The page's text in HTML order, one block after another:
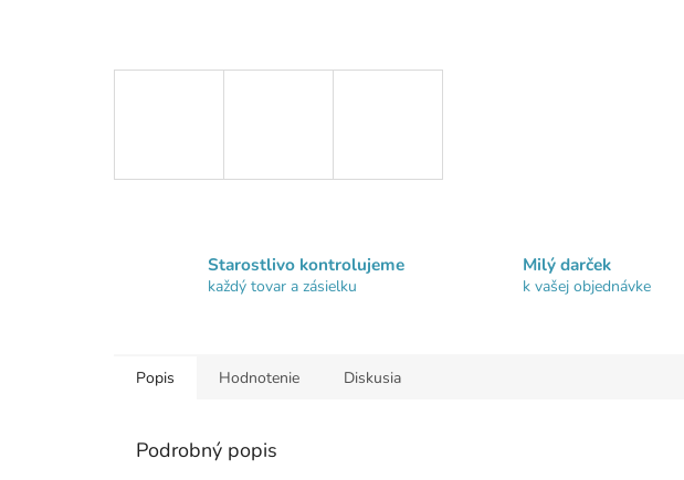
Starostlivo kontrolujeme
každý tovar a zásielku
Milý darček
k vašej objednávke
Popis Hodnotenie Diskusia
Podrobný popis